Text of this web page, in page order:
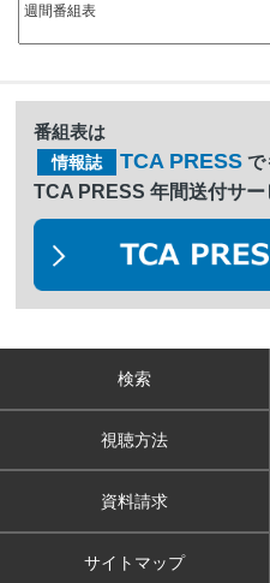
番組表は
情報誌 TCA PRESS で
TCA PRESS 年間送付サ
検索
視聴方法
資料請求
サイトマップ